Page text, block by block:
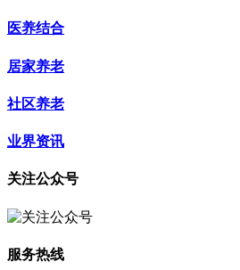
医养结合
居家养老
社区养老
业界资讯
关注公众号
服务热线